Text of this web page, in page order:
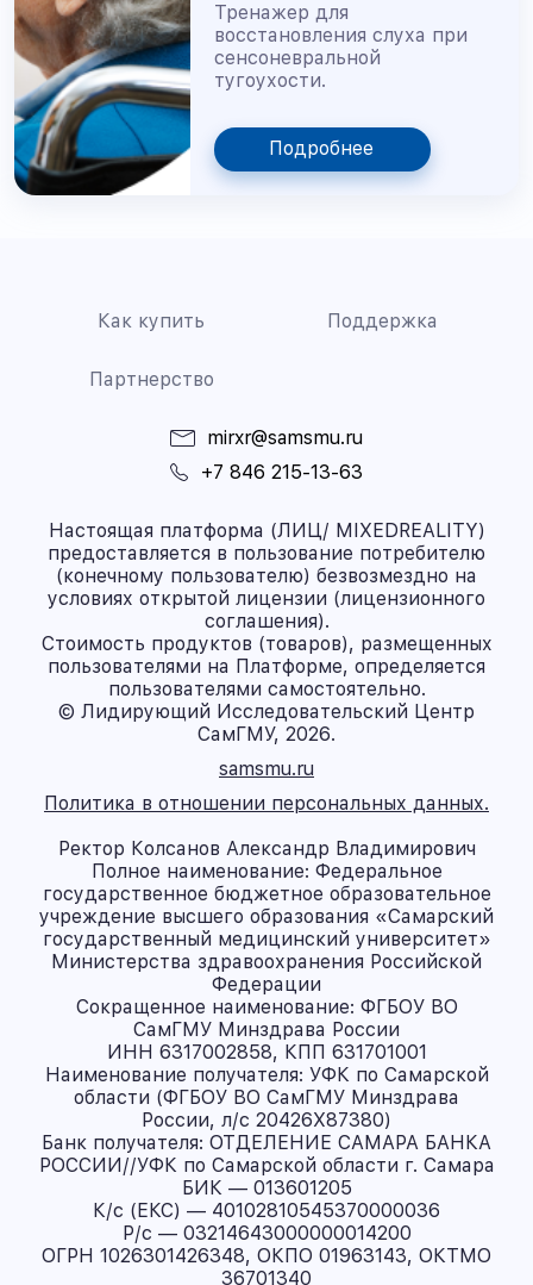
Тренажер для
восстановления слуха при
сенсоневральной
тугоухости.
Подробнее
Как купить Поддержка
Партнерство
mirxr@samsmu.ru
+7 846 215-13-63
Настоящая платформа (ЛИЦ/ MIXEDREALITY)
предоставляется в пользование потребителю
(конечному пользователю) безвозмездно на
условиях открытой лицензии (лицензионного
соглашения).
Стоимость продуктов (товаров), размещенных
пользователями на Платформе, определяется
пользователями самостоятельно.
© Лидирующий Исследовательский Центр
СамГМУ, 2026.
samsmu.ru
Политика в отношении персональных данных.
Ректор Колсанов Александр Владимирович
Полное наименование: Федеральное
государственное бюджетное образовательное
учреждение высшего образования «Самарский
государственный медицинский университет»
Министерства здравоохранения Российской
Федерации
Сокращенное наименование: ФГБОУ ВО
СамГМУ Минздрава России
ИНН 6317002858, КПП 631701001
Наименование получателя: УФК по Самарской
области (ФГБОУ ВО СамГМУ Минздрава
России, л/с 20426X87380)
Банк получателя: ОТДЕЛЕНИЕ САМАРА БАНКА
РОССИИ//УФК по Самарской области г. Самара
БИК — 013601205
К/с (ЕКС) — 40102810545370000036
Р/с — 03214643000000014200
ОГРН 1026301426348, ОКПО 01963143, ОКТМО
36701340